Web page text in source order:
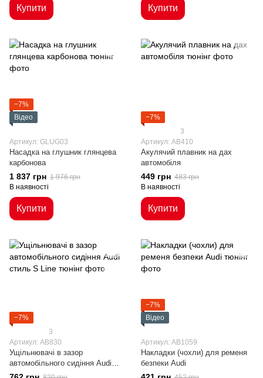
Купити Купити
−7%
Відео
Артикул: GLUG03
Насадка на глушник глянцева
карбонова
1 837 грн 1 976 грн
В наявності
Купити
−7%
3
Артикул: AB410
Акулячий плавник на дах
автомобіля
449 грн 483 грн
В наявності
Купити
−7%
3
Артикул: AB830
Ущільнювачі в зазор
автомобільного сидіння Audi
стиль S Line
−7%
Відео
Артикул: AB1059
Накладки (чохли) для ременя
безпеки Audi